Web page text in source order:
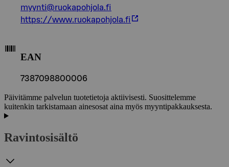
myynti@ruokapohjola.fi
https://www.ruokapohjola.fi
EAN
7387098800006
Päivitämme palvelun tuotetietoja aktiivisesti. Suosittelemme
kuitenkin tarkistamaan ainesosat aina myös myyntipakkauksesta.
Ravintosisältö